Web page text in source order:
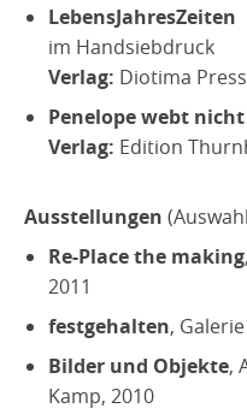
LebensJahresZeiten
im Handsiebdruck
Verlag: Diotima
Penelope webt
Verlag: Edition
Ausstellungen
Re-Place the making
2011
festgehalten,
Bilder und Objekte,
Kamp, 2010